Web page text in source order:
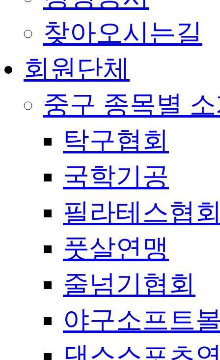
찾아오시는길
회원단체
중구 종목별
탁구협회
국학기공
필라테스협
풋살연맹
줄넘기협회
야구소프트